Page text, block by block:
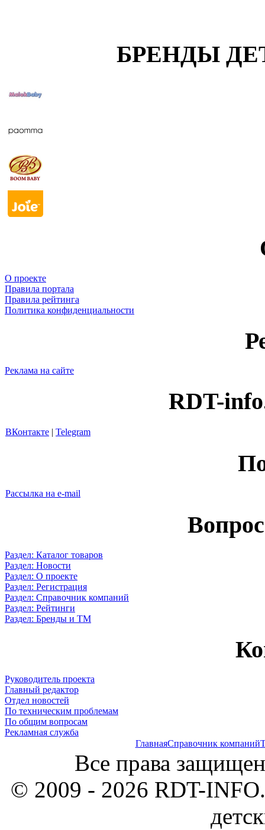
БРЕНДЫ
О проекте
Правила портала
Правила рейтинга
Политика конфиденциальности
Реклама на сайте
RDT-
ВКонтакте | Telegram
Рассылка на e-mail
Раздел: Каталог товаров
Раздел: Новости
Раздел: О проекте
Раздел: Регистрация
Раздел: Справочник компаний
Раздел: Рейтинги
Раздел: Бренды и ТМ
Руководитель проекта
Главный редактор
Отдел новостей
По техническим проблемам
По общим вопросам
Рекламная служба
ГлавнаяСправочник компаний
Все права
© 2009 - 2026 RDT-